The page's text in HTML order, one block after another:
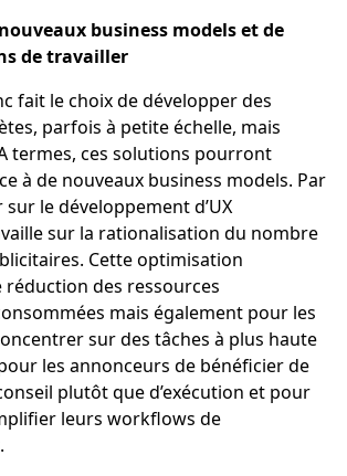
business models et de
de travailler
fait le choix de développer des
parfois à petite échelle, mais
termes, ces solutions pourront
à de nouveaux business models. Par
sur le développement d’UX
sur la rationalisation du nombre
Cette optimisation
des ressources
mais également pour les
sur des tâches à plus haute
les annonceurs de bénéficier de
plutôt que d’exécution et pour
leurs workflows de